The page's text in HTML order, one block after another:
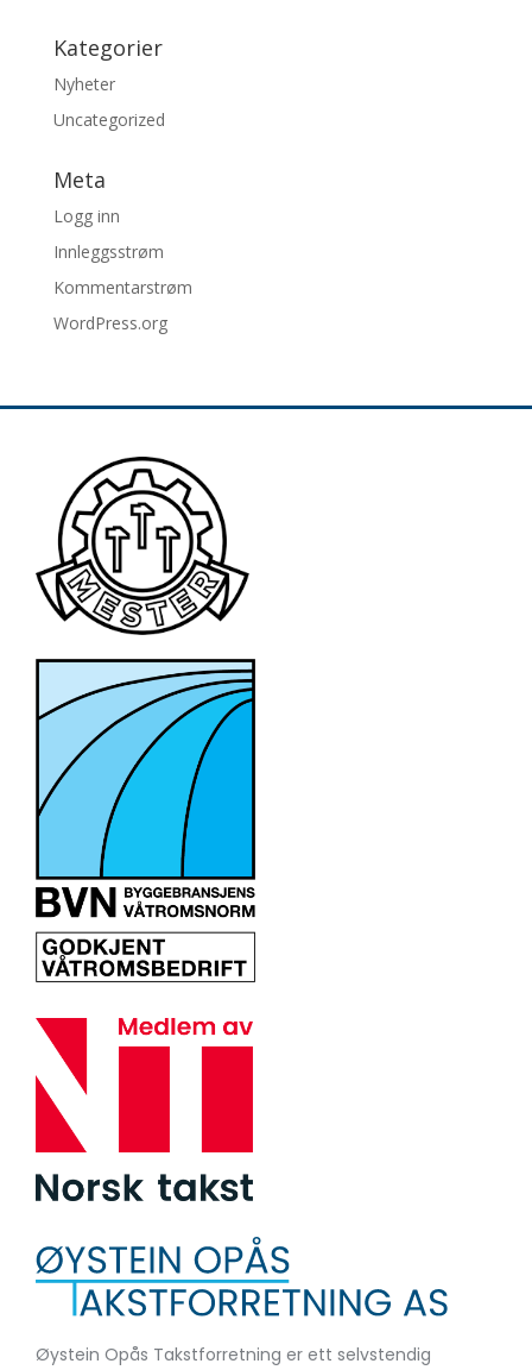
Kategorier
Nyheter
Uncategorized
Meta
Logg inn
Innleggsstrøm
Kommentarstrøm
WordPress.org
Øystein Opås Takstforretning er ett selvstendig